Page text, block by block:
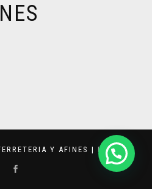
Y AFINES | KEVVAR